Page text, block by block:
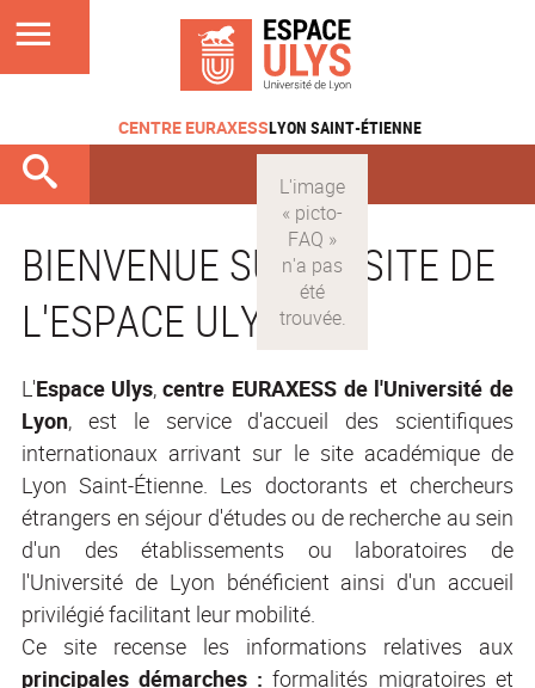
CENTRE EURAXESSLYON SAINT-ÉTIENNE
BIENVENUE SUR LE SITE DE
L'ESPACE ULYS
L'Espace Ulys, centre EURAXESS de l'Université de
Lyon, est le service d'accueil des scientifiques
internationaux arrivant sur le site académique de
Lyon Saint-Étienne. Les doctorants et chercheurs
étrangers en séjour d'études ou de recherche au sein
d'un des établissements ou laboratoires de
l'Université de Lyon bénéficient ainsi d'un accueil
privilégié facilitant leur mobilité.
Ce site recense les informations relatives aux
principales démarches : formalités migratoires et